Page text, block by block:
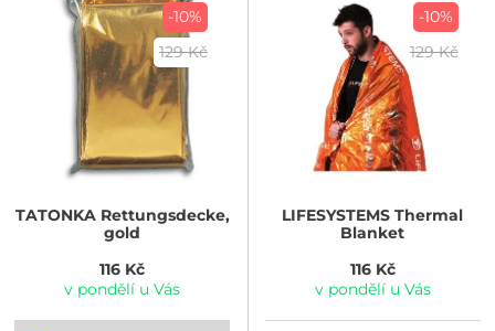
-10%
129 Kč
TATONKARettungsdecke,
gold
116 Kč
v pondělí u Vás
-10%
129 Kč
LIFESYSTEMS Thermal
Blanket
116 Kč
v pondělí u Vás